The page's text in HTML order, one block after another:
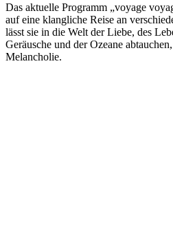
Das aktuelle Programm „voyage
auf eine klangliche Reise an
lässt sie in die Welt der Liebe, des
Geräusche und der Ozeane
Melancholie.